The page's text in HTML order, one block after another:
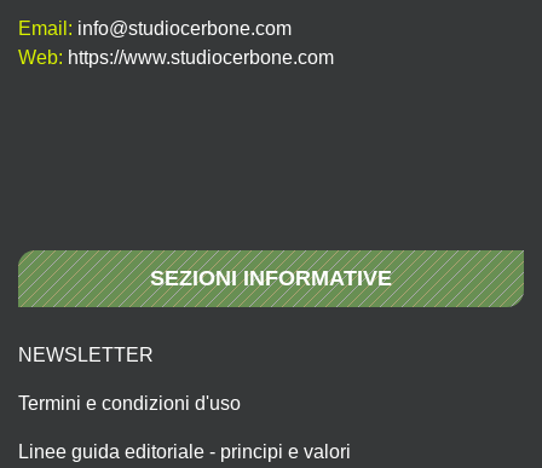
Email: info@studiocerbone.com
Web: https://www.studiocerbone.com
SEZIONI INFORMATIVE
NEWSLETTER
Termini e condizioni d'uso
Linee guida editoriale - principi e valori